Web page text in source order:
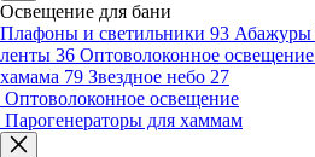
Освещение для бани
Плафоны и светильники 93 Абажуры
ленты 36 Оптоволоконное освещение
хамама 79 Звездное небо 27
Оптоволоконное освещение
Парогенераторы для хаммам